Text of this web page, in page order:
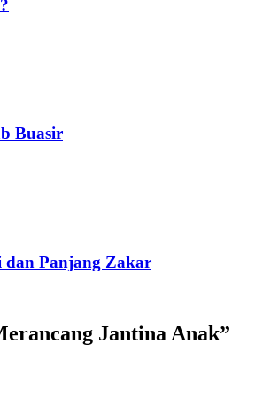
Buasir
Panjang Zakar
Jantina Anak”